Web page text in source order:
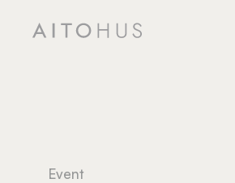
Event